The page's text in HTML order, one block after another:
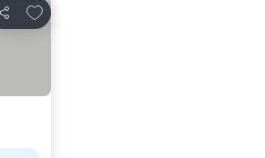
Κοινοποίηση
Προσθήκη στα αγαπημένα